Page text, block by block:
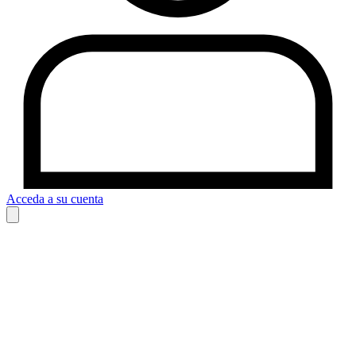
Acceda a su cuenta